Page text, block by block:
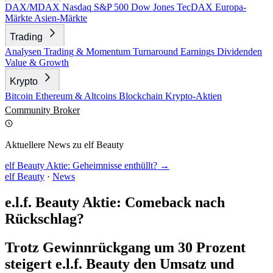
DAX/MDAX Nasdaq S&P 500 Dow Jones TecDAX Europa-
Märkte Asien-Märkte
Trading
Analysen Trading & Momentum Turnaround Earnings Dividenden
Value & Growth
Krypto
Bitcoin Ethereum & Altcoins Blockchain Krypto-Aktien
Community Broker
Aktuellere News zu elf Beauty
elf Beauty Aktie: Geheimnisse enthüllt? →
elf Beauty · News
e.l.f. Beauty Aktie: Comeback nach
Rückschlag?
Trotz Gewinnrückgang um 30 Prozent
steigert e.l.f. Beauty den Umsatz und